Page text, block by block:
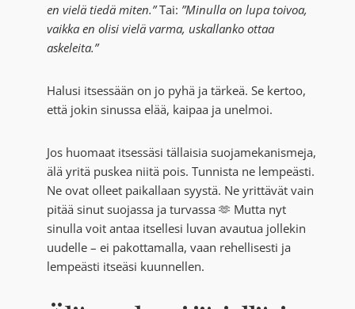
en vielä tiedä miten.”Tai: ”Minulla on lupa toivoa,
vaikka en olisi vielä varma, uskallanko ottaa
askeleita.”
Halusi itsessään on jo pyhä ja tärkeä. Se kertoo,
että jokin sinussa elää, kaipaa ja unelmoi.
Jos huomaat itsessäsi tällaisia suojamekanismeja,
älä yritä puskea niitä pois. Tunnista ne lempeästi.
Ne ovat olleet paikallaan syystä. Ne yrittävät vain
pitää sinut suojassa ja turvassa 🫶 Mutta nyt
sinulla voit antaa itsellesi luvan avautua jollekin
uudelle – ei pakottamalla, vaan rehellisesti ja
lempeästi itseäsi kuunnellen.